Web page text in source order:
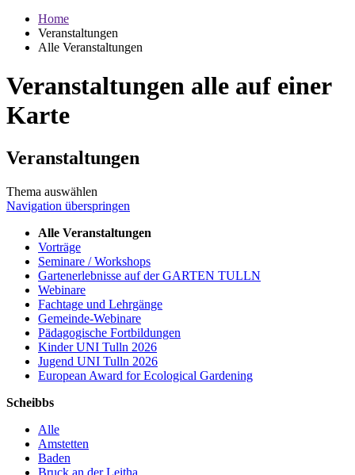
Home
Veranstaltungen
Alle Veranstaltungen
Veranstaltungen alle auf einer
Karte
Veranstaltungen
Thema auswählen
Navigation überspringen
Alle Veranstaltungen
Vorträge
Seminare / Workshops
Gartenerlebnisse auf der GARTEN TULLN
Webinare
Fachtage und Lehrgänge
Gemeinde-Webinare
Pädagogische Fortbildungen
Kinder UNI Tulln 2026
Jugend UNI Tulln 2026
European Award for Ecological Gardening
Scheibbs
Alle
Amstetten
Baden
Bruck an der Leitha